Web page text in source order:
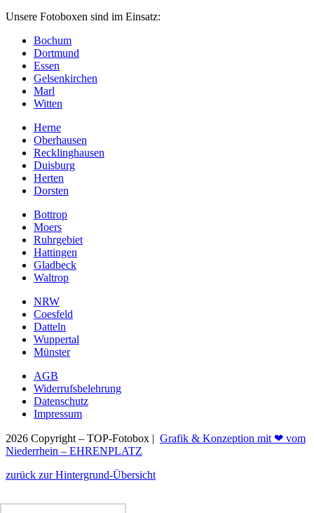
Unsere Fotoboxen sind im Einsatz:
Bochum
Dortmund
Essen
Gelsenkirchen
Marl
Witten
Herne
Oberhausen
Recklinghausen
Duisburg
Herten
Dorsten
Bottrop
Moers
Ruhrgebiet
Hattingen
Gladbeck
Waltrop
NRW
Coesfeld
Datteln
Wuppertal
Münster
AGB
Widerrufsbelehrung
Datenschutz
Impressum
2026 Copyright – TOP-Fotobox | Grafik & Konzeption mit ❤ vom
Niederrhein – EHRENPLATZ
zurück zur Hintergrund-Übersicht